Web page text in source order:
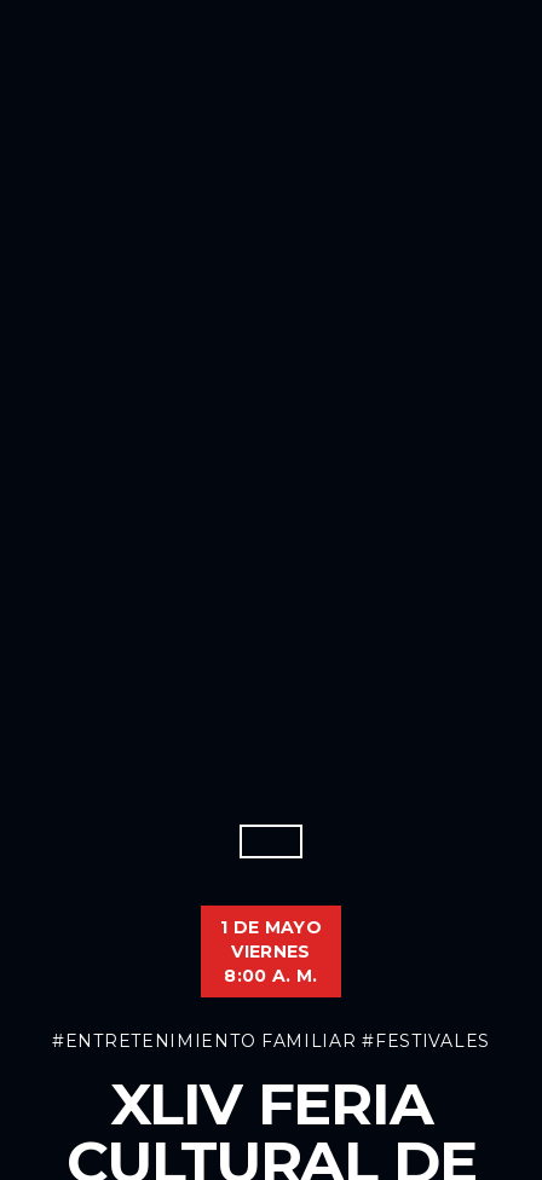
1 DE MAYO
VIERNES
8:00 A. M.
#ENTRETENIMIENTO FAMILIAR #FESTIVALES
XLIV FERIA
CULTURAL DE